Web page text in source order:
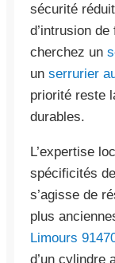
sécurité
d’intrusion
cherchez un
un serrurier
priorité reste
durables.
L’expertise
spécificités
s’agisse de
plus
Limours
d’un cylindre